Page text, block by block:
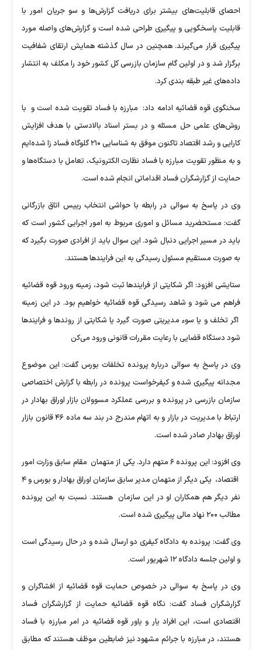
احصای قابلیت‌های بیشتر برای دریافت گزارش‌ها و سو جریان امور با
قابلیت پاسخگویی و پیگیری طراحی شده است و گزارش‌های واصله مورد
پیگیری قرار می‌گیرند. همچنین در سال گذشته همایش ارتقای شفافیت
برگزار شد و در اولین گام سازمان بازرسی کل کشور خود را مکلف به انتشار
داده‌های غیر طبقه بندی کرد.
سخنگوی قوه قضائیه ادامه داد: مبارزه با فساد تقویت شده است و با
روش‌های علمی حل مسئله و در بستر اسناد بالادستی با هدف افزایش
کارایی و رشد اقتصاد تاکنون موفق به شناسایی ۲۱۰ گلوگاه فساد زا شده‌ایم
و به منظور تقویت مبارزه با فساد نظارت الکترونیک، تعامل با دستگاه‌ها و
حمایت از گزارشگران فساد اقداماتی انجام شده است.
وی در پاسخ به سوالی در رابطه با حواشی انتخاب رییس اتاق بازرگانی
گفت: مستحضرید مسائل و اموری مربوط به امور اجرایی کشور است که
باید در مسیر اجرایی دنبال شود. این سوال باید از افرادی صورت بگیرد که
به صورت مستقیم مسئول رسیدگی به این فرایندها هستند.
ستایشی افزود: اگر شکایتی از فرایندها ثبت شود، زمینه ورود قوه قضائیه
فراهم می شود و شاهد رسیدگی قوه قضائیه خواهیم بود. در این زمینه
اگر تخلف و یا سوء مدیریتی صورت گیرد یا شکایتی از روندها و فرایندها
شود دستگاه قضایی با رعایت مقررات قانونی ورود می‌کن
وی در پاسخ به سوالی درباره پرونده تخلفات بورس گفت: این موضوع
مجدانه پیگیری شده و کیفرخواست پرونده در رابطه با گزارش اختصاصی
سازمان بازرسی در پرونده و بررسی عملکرد مسوولان بازار اوراق بهادار در
ارتباط با مدیریت در بازار و به اتهام مندرج در بند سه ماده ۴۶ قانون بازار
اوراق بهادار صادر شده است.
وی افزود: این پرونده ۶ متهم دارد. یکی از متهمان مقام سابق وزارت امور
اقتصاد، یکی دیگر از متهمان مدیر سابق سازمان اوراق بهادار و بورس و ۴
نفر دیگر هم همکاران او در این سازمان هستند.‌ نسبت به این پرونده
مطالب ۲۰۰ نهاد مالی پیگیری شده است.
وی گفت: پرونده به دادگاه کیفری دو ارسال شده و در حال رسیدگی است
و اولین جلسه دادگاه ۱۲ شهریور است.
وی در پاسخ به سوالی در خصوص حمایت قوه قضائیه از افشاگران و
گزارشگران فساد گفت: نگاه قوه قضائیه حمایت از گزارشگران فساد
اقتصادی است، این افراد یار و یاور قوه قضائیه در امر مبارزه با فساد
هستند، در مبارزه با جرائم مشهود نیز ضابطین موظف هستند که مطابق